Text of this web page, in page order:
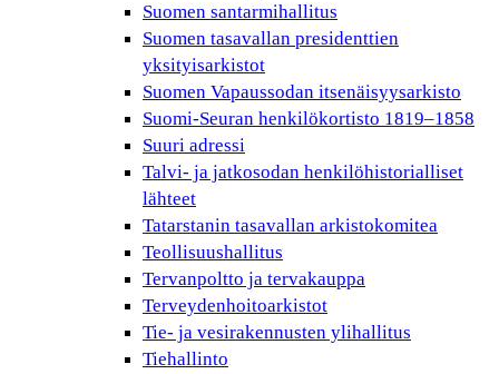
Suomen santarmihallitus
Suomen tasavallan presidenttien
yksityisarkistot
Suomen Vapaussodan itsenäisyysarkisto
Suomi-Seuran henkilökortisto 1819–1858
Suuri adressi
Talvi- ja jatkosodan henkilöhistorialliset
lähteet
Tatarstanin tasavallan arkistokomitea
Teollisuushallitus
Tervanpoltto ja tervakauppa
Terveydenhoitoarkistot
Tie- ja vesirakennusten ylihallitus
Tiehallinto